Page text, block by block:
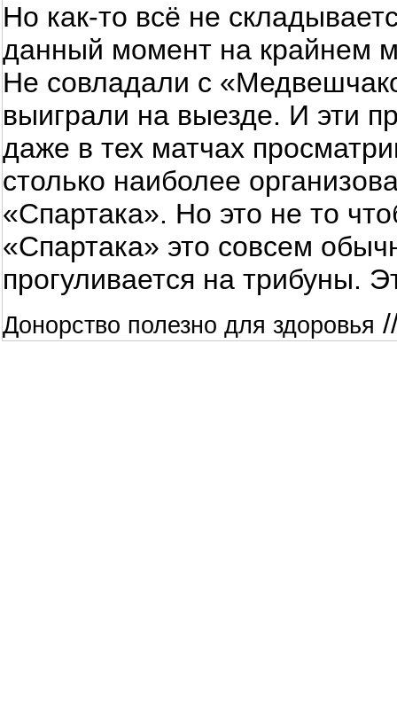
Но как-то всё не
данный момент на крайнем
Не совладали с
выиграли на выезде. И эти
даже в тех матчах
столько наиболее
«Спартака». Но это не то
«Спартака» это совсем
прогуливается на трибуны.
Донорство полезно для здоровья